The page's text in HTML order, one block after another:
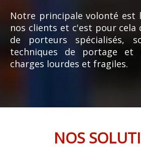
Notre principale volonté est
nos clients et c'est pour cela
de porteurs spécialisés,
techniques de portage et
charges lourdes et fragiles.
NOS